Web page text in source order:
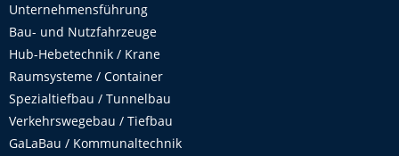
Unternehmensführung
Bau- und Nutzfahrzeuge
Hub-Hebetechnik / Krane
Raumsysteme / Container
Spezialtiefbau / Tunnelbau
Verkehrswegebau / Tiefbau
GaLaBau / Kommunaltechnik